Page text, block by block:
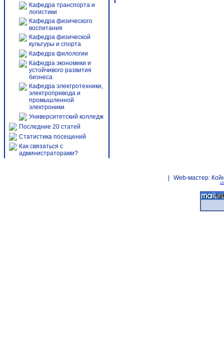
Кафедра транспорта и
логистики
Кафедра физического
воспитания
Кафедра физической
культуры и спорта
Кафедра филологии
Кафедра экономики и
устойчивого развития
бизнеса
Кафедра электротехники,
электропривода и
промышленной
электроники
Университетский колледж
Последние 20 статей
Статистика посещений
Как связаться с
администраторами?
Web-мастер: